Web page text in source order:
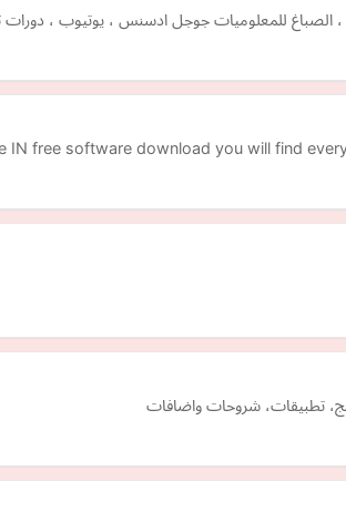
، الصباغ للمعلوميات جوجل ادسنس ، يوتيوب ، دورات
IN free software download you will find
تطبيقات، شروحات واضافات